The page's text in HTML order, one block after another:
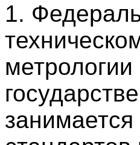
1.
занимается